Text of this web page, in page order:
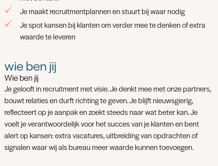
Je maakt recruitmentplannen en stuurt bij waar nodig
Je spot kansen bij klanten om verder mee te denken of extra
waarde te leveren
wie ben jij
Wie ben jij
Je gelooft in recruitment met visie. Je denkt mee met onze partners,
bouwt relaties en durft richting te geven. Je blijft nieuwsgierig,
reflecteert op je aanpak en zoekt steeds naar wat beter kan. Je
voelt je verantwoordelijk voor het succes van je klanten en bent
alert op kansen: extra vacatures, uitbreiding van opdrachten of
signalen waar wij als bureau meer waarde kunnen toevoegen.